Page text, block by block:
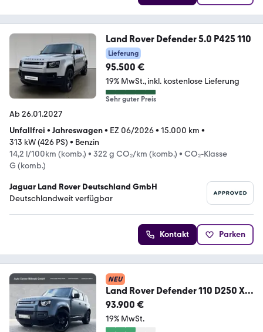
Land Rover Defender 5.0 P425 110
Lieferung
95.500 €
19% MwSt. inkl. kostenlose Lieferung
Sehr guter Preis
Ab 26.01.2027
Unfallfrei • Jahreswagen• EZ 06/2026• 15.000 km •
313 kW (426 PS) • Benzin
14,2 l/100km (komb.) • 322 g CO₂/km (komb.) • CO₂-Klasse
G (komb.)
Jaguar Land Rover Deutschland GmbH
Deutschlandweit verfügbar
Kontakt Parken
NEU
Land Rover Defender 110 D250 X-
Dynamic
SE*AHK*WINTERP*PANO*
93.900 €
19% MwSt.